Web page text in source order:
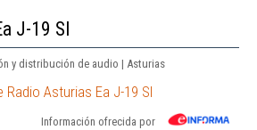
J-19 Sl
y distribución de audio | Asturias
Asturias Ea J-19 Sl
Información ofrecida por